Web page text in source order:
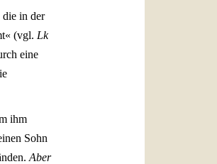
die in der
(vgl. Lk
eine
ihm
Sohn
Aber